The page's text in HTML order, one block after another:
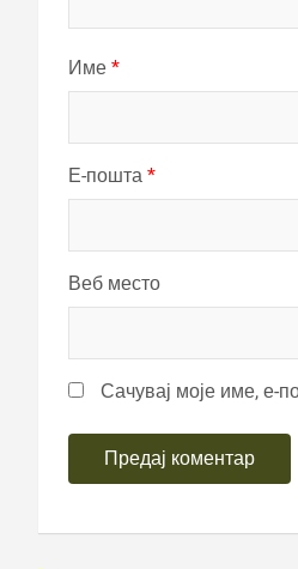
Име *
Е-пошта *
Веб место
Сачувај моје име, е-